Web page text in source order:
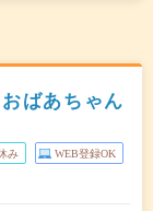
ばあちゃん
み WEB登録OK